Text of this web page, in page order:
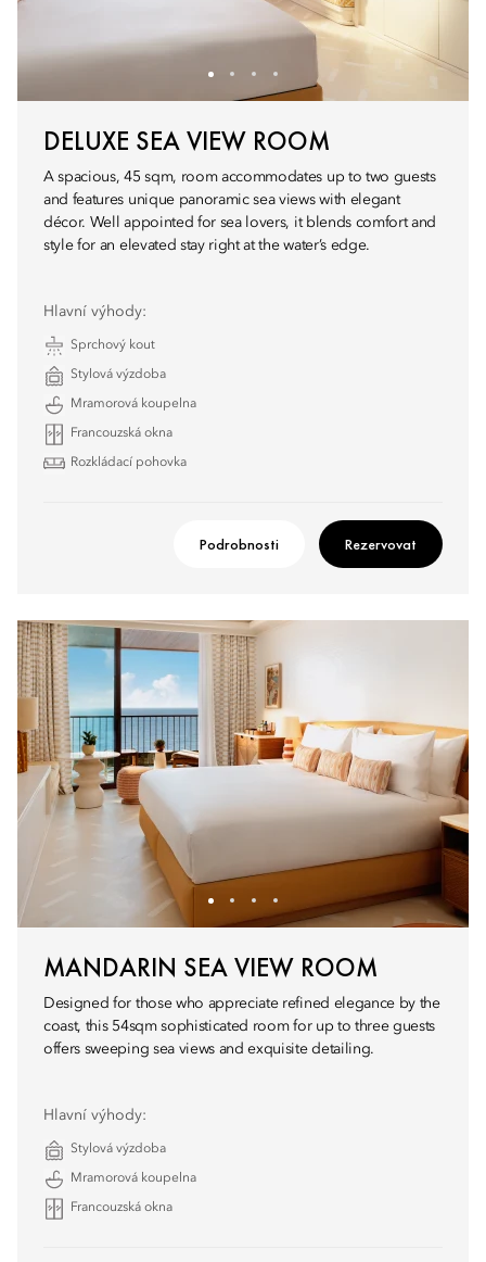
DELUXE SEA VIEW ROOM
A spacious, 45 sqm, room accommodates up to two guests
and features unique panoramic sea views with elegant
décor. Well appointed for sea lovers, it blends comfort and
style for an elevated stay right at the water’s edge.
Hlavní výhody:
Sprchový kout
Stylová výzdoba
Mramorová koupelna
Francouzská okna
Rozkládací pohovka
Podrobnosti Rezervovat
MANDARIN SEA VIEW ROOM
Designed for those who appreciate refined elegance by the
coast, this 54sqm sophisticated room for up to three guests
offers sweeping sea views and exquisite detailing.
Hlavní výhody:
Stylová výzdoba
Mramorová koupelna
Francouzská okna